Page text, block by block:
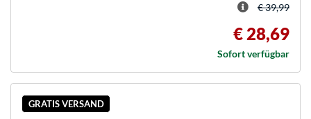
€ 39,99
€ 28,69
Sofort verfügbar
GRATIS VERSAND